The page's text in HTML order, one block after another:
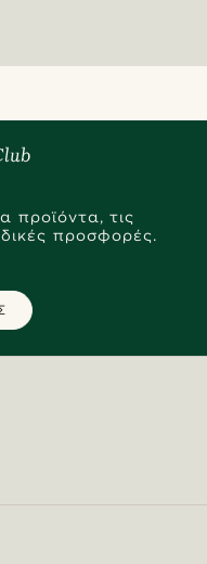
προϊόντα, τις
προσφορές.